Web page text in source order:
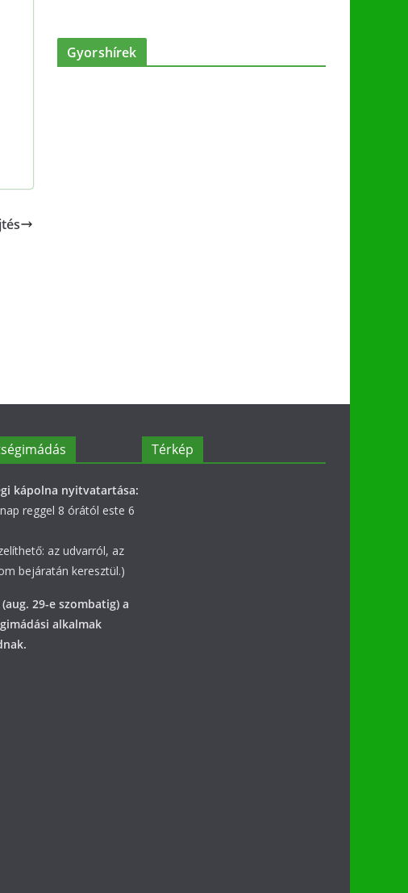
Gyorshírek
kápolna nyitvatartása:
reggel 8 órától este 6
az udvarról, az
bejáratán keresztül.)
29-e szombatig) a
alkalmak
Térkép